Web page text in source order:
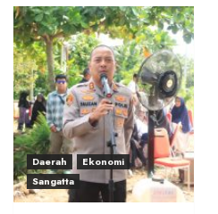
Daerah
Ekonomi
Sangatta